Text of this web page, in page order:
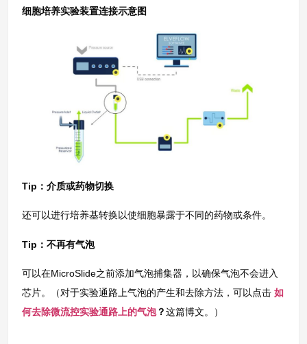
细胞培养实验装置连接示意图
Tip：介质或药物切换
还可以进行培养基转换以使细胞暴露于不同的药物或条件。
Tip：不再有气泡
可以在MicroSlide之前添加气泡捕集器，以确保气泡不会进入
芯片。（对于实验通路上气泡的产生和去除方法，可以点击如
何去除微流控实验通路上的气泡？这篇博文。）